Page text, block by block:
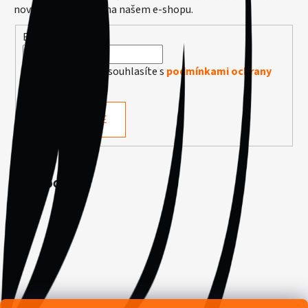
nových produktech na našem e-shopu.
E-mail
Vložením e-mailu souhlasíte s podmínkami ochrany
PŘIHLÁSIT SE
Facebook